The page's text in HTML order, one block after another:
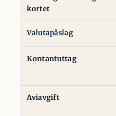
kortet
Valutapåslag
Kontantuttag
Aviavgift